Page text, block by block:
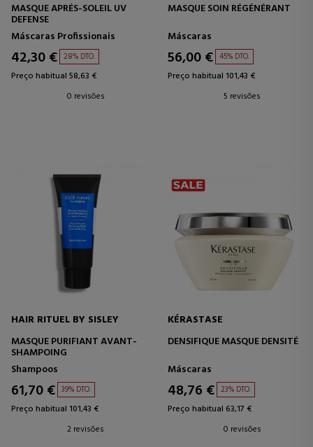
MASQUE APRÉS-SOLEIL UV
DEFENSE
Máscaras Profissionais
42,30 € 28% DTO.
Preço habitual 58,63 €
0 revisões
MASQUE SOIN RÉGÉNÉRANT
Máscaras
56,00 € 45% DTO.
Preço habitual 101,43 €
5 revisões
HAIR RITUEL BY SISLEY
MASQUE PURIFIANT AVANT-
SHAMPOING
Shampoos
61,70 € 39% DTO.
Preço habitual 101,43 €
2 revisões
KÉRASTASE
DENSIFIQUE MASQUE DENSITÉ
Máscaras
48,76 € 23% DTO.
Preço habitual 63,17 €
0 revisões